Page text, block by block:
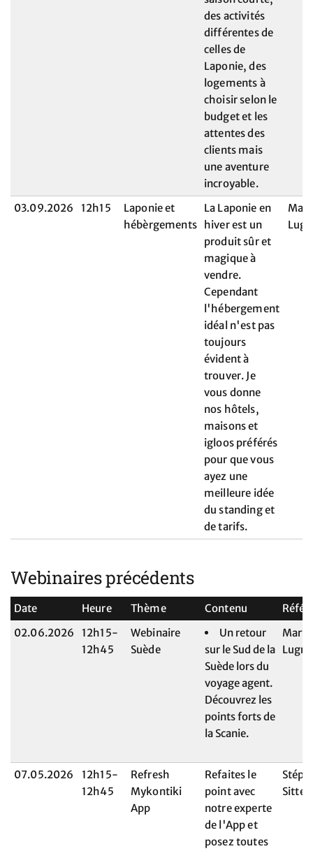
des activités
différentes de
celles de
Laponie, des
logements à
choisir selon le
budget et les
attentes des
clients mais
une aventure
incroyable.
03.09.2026 12h15
Laponie et
hébèrgements
La Laponie en
hiver est un
produit sûr et
magique à
vendre.
Cependant
l'hébergement
idéal n'est pas
toujours
évident à
trouver. Je
vous donne
nos hôtels,
maisons et
igloos préférés
pour que vous
ayez une
meilleure idée
du standing et
de tarifs.
Webinaires précédents
Date Heure Thème Contenu
02.06.2026
12h15-
12h45
Webinaire
Suède
Un retour
sur le Sud de la
Suède lors du
voyage agent.
Découvrez les
points forts de
la Scanie.
07.05.2026
12h15-
12h45
Refresh
Mykontiki
App
Refaites le
point avec
notre experte
de l'App et
posez toutes
Sitter